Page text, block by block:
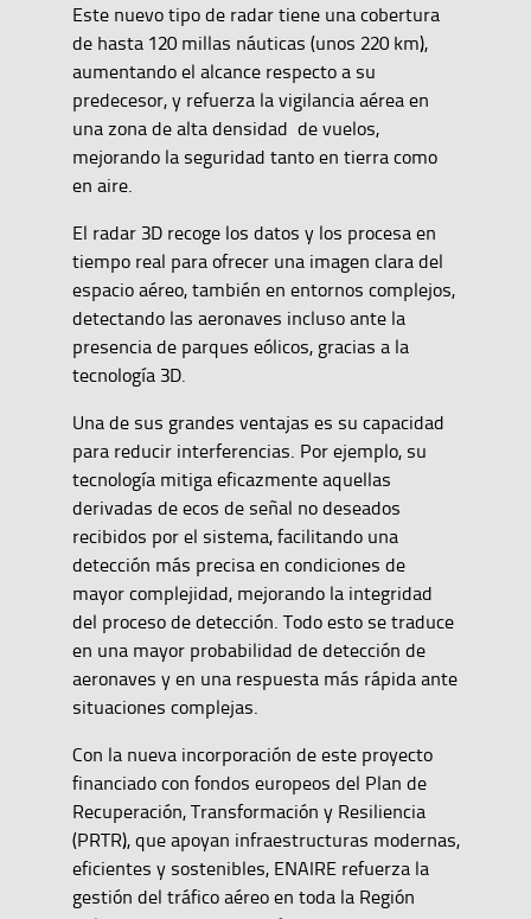
Este nuevo tipo de radar tiene una cobertura
de hasta 120 millas náuticas (unos 220 km),
aumentando el alcance respecto a su
predecesor, y refuerza la vigilancia aérea en
una zona de alta densidad de vuelos,
mejorando la seguridad tanto en tierra como
en aire.
El radar 3D recoge los datos y los procesa en
tiempo real para ofrecer una imagen clara del
espacio aéreo, también en entornos complejos,
detectando las aeronaves incluso ante la
presencia de parques eólicos, gracias a la
tecnología 3D.
Una de sus grandes ventajas es su capacidad
para reducir interferencias. Por ejemplo, su
tecnología mitiga eficazmente aquellas
derivadas de ecos de señal no deseados
recibidos por el sistema, facilitando una
detección más precisa en condiciones de
mayor complejidad, mejorando la integridad
del proceso de detección. Todo esto se traduce
en una mayor probabilidad de detección de
aeronaves y en una respuesta más rápida ante
situaciones complejas.
Con la nueva incorporación de este proyecto
financiado con fondos europeos del Plan de
Recuperación, Transformación y Resiliencia
(PRTR), que apoyan infraestructuras modernas,
eficientes y sostenibles, ENAIRE refuerza la
gestión del tráfico aéreo en toda la Región